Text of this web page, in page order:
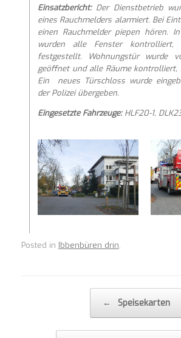
Einsatzbericht: Der Dienstbetrieb
eines Rauchmelders alarmiert. Bei
einen Rauchmelder piepen hören.
wurden alle Fenster
festgestellt. Wohnungstür wurde
geöffnet und alle Räume kontrolliert,
Ein neues Türschloss wurde
der Polizei übergeben.
Eingesetzte Fahrzeuge:HLF20-1,
Posted in Ibbenbüren drin.
← Speisekarten